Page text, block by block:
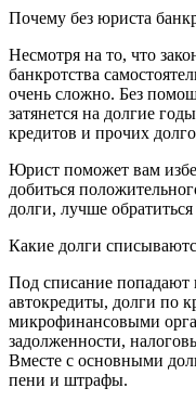
Почему без юриста
Несмотря на то, что
банкротства
очень сложно. Без
затянется на долгие
кредитов и прочих
Юрист поможет вам
добиться
долги, лучше
Какие долги
Под списание попадают
автокредиты, долги по
микрофинансовыми
задолженности,
Вместе с основными
пени и штрафы.